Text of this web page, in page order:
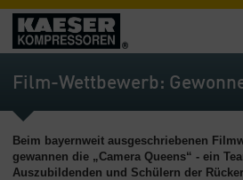
Produkte
-
Übersicht
-
Übersicht
Film-Wettbewerb:
Beim bayernweit ausgeschriebenen
gewannen die „Camera Queens“ - ein
Auszubildenden und Schülern der